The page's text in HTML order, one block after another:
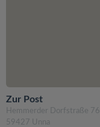
Zur Post
Hemmerder Dorfstraße 76
59427 Unna